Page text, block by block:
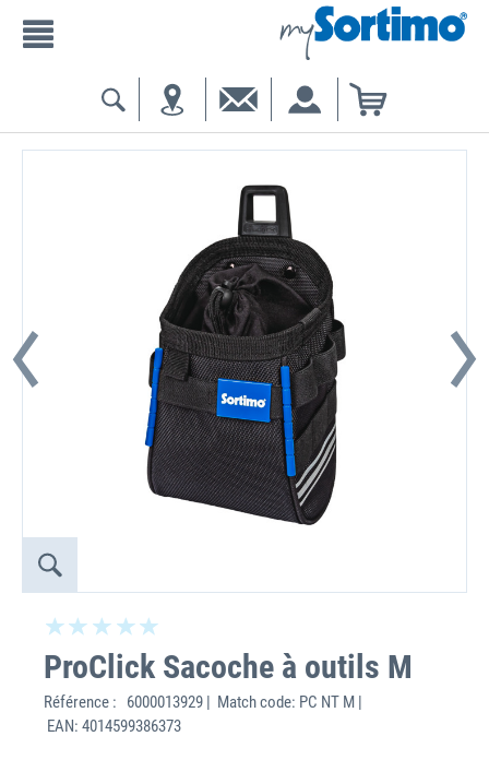
ProClick Sacoche à outils M
Référence :
6000013929 | Match code: PC NT M |
EAN: 4014599386373